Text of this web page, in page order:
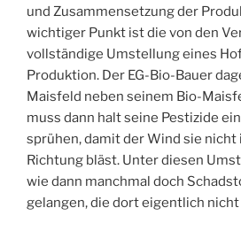
und Zusammensetzung der
wichtiger Punkt ist die von den
vollständige Umstellung eines
Produktion. Der EG-Bio-Bauer
Maisfeld neben seinem Bio-
muss dann halt seine Pestizide
sprühen, damit der Wind sie nicht
Richtung bläst. Unter diesen
wie dann manchmal doch
gelangen, die dort eigentlich